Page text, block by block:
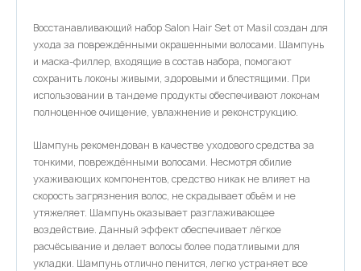
Восстанавливающий набор Salon Hair Set от Masil создан для
ухода за повреждёнными окрашенными волосами. Шампунь
и маска-филлер, входящие в состав набора, помогают
сохранить локоны живыми, здоровыми и блестящими. При
использовании в тандеме продукты обеспечивают локонам
полноценное очищение, увлажнение и реконструкцию.
Шампунь рекомендован в качестве уходового средства за
тонкими, повреждёнными волосами. Несмотря обилие
ухаживающих компонентов, средство никак не влияет на
скорость загрязнения волос, не скрадывает объём и не
утяжеляет. Шампунь оказывает разглаживающее
воздействие. Данный эффект обеспечивает лёгкое
расчёсывание и делает волосы более податливыми для
укладки. Шампунь отлично пенится, легко устраняет все